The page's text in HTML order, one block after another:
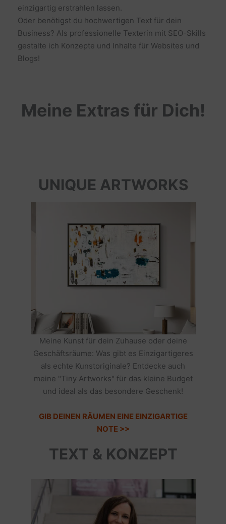
einzigartig erstrahlen lassen.
Oder benötigst du hochwertigen Text für dein
Business? Als professionelle Texterin mit SEO-Skills
gestalte ich Konzepte und Inhalte für Websites und
Blogs!
Meine Extras für Dich!
UNIQUE ARTWORKS
Meine Kunst für dein Zuhause oder deine
Geschäftsräume: Was gibt es Einzigartigeres
als echte Kunstoriginale? Entdecke auch
meine "Tiny Artworks" für das kleine Budget
und ideal als das besondere Geschenk!
GIB DEINEN RÄUMEN EINE EINZIGARTIGE
NOTE >>
TEXT & KONZEPT